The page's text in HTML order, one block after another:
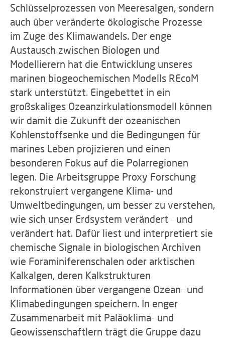
Schlüsselprozessen von Meeresalgen, sondern
auch über veränderte ökologische Prozesse
im Zuge des Klimawandels. Der enge
Austausch zwischen Biologen und
Modellierern hat die Entwicklung unseres
marinen biogeochemischen Modells REcoM
stark unterstützt. Eingebettet in ein
großskaliges Ozeanzirkulationsmodell können
wir damit die Zukunft der ozeanischen
Kohlenstoffsenke und die Bedingungen für
marines Leben projizieren und einen
besonderen Fokus auf die Polarregionen
legen. Die Arbeitsgruppe Proxy Forschung
rekonstruiert vergangene Klima- und
Umweltbedingungen, um besser zu verstehen,
wie sich unser Erdsystem verändert – und
verändert hat. Dafür liest und interpretiert sie
chemische Signale in biologischen Archiven
wie Foraminiferenschalen oder arktischen
Kalkalgen, deren Kalkstrukturen
Informationen über vergangene Ozean- und
Klimabedingungen speichern. In enger
Zusammenarbeit mit Paläoklima- und
Geowissenschaftlern trägt die Gruppe dazu